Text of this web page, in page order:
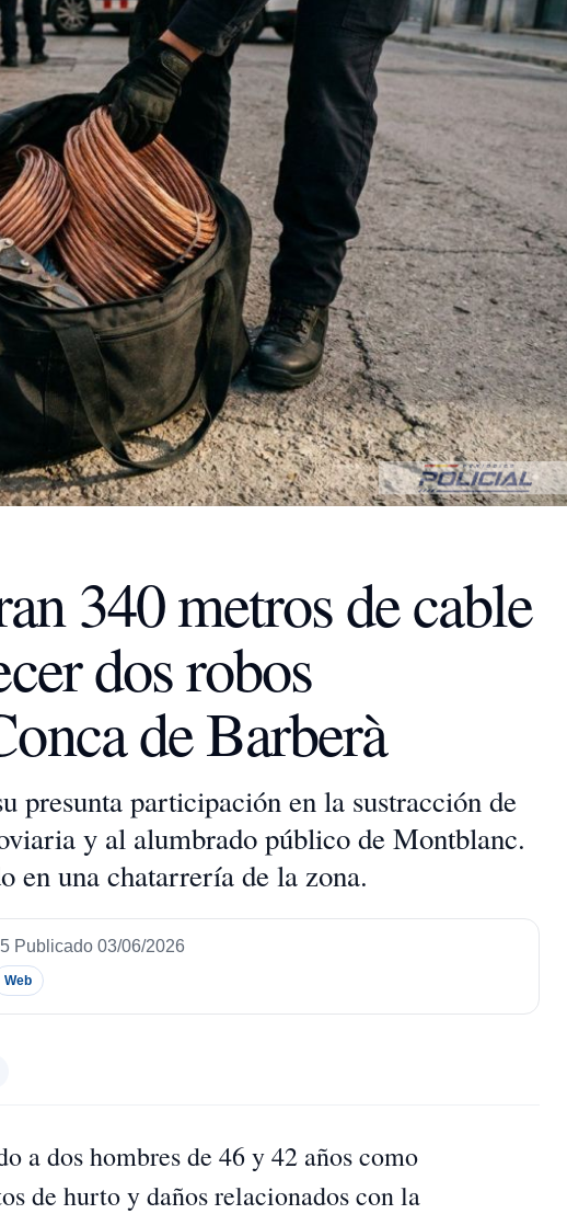
340 metros de cable
dos robos
de Barberà
presunta participación en la sustracción de
y al alumbrado público de Montblanc.
en una chatarrería de la zona.
Publicado 03/06/2026
Web
a dos hombres de 46 y 42 años como
de hurto y daños relacionados con la